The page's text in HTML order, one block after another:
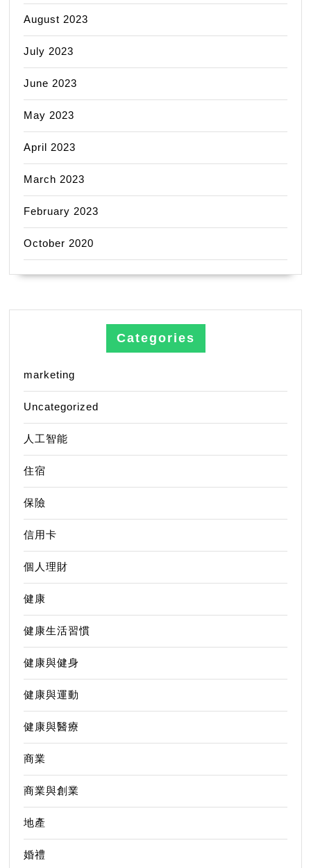
August 2023
July 2023
June 2023
May 2023
April 2023
March 2023
February 2023
October 2020
Categories
marketing
Uncategorized
人工智能
住宿
保險
信用卡
個人理財
健康
健康生活習慣
健康與健身
健康與運動
健康與醫療
商業
商業與創業
地產
婚禮